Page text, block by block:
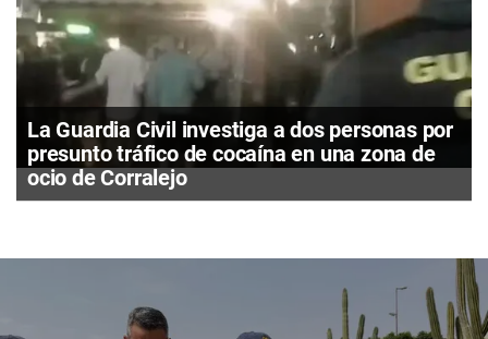
La Guardia Civil investiga a dos personas por
presunto tráfico de cocaína en una zona de
ocio de Corralejo